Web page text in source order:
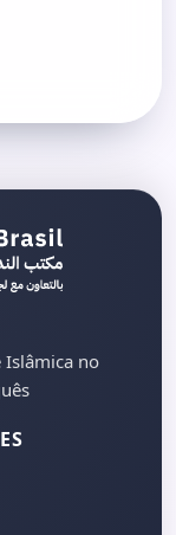
Islâmica no